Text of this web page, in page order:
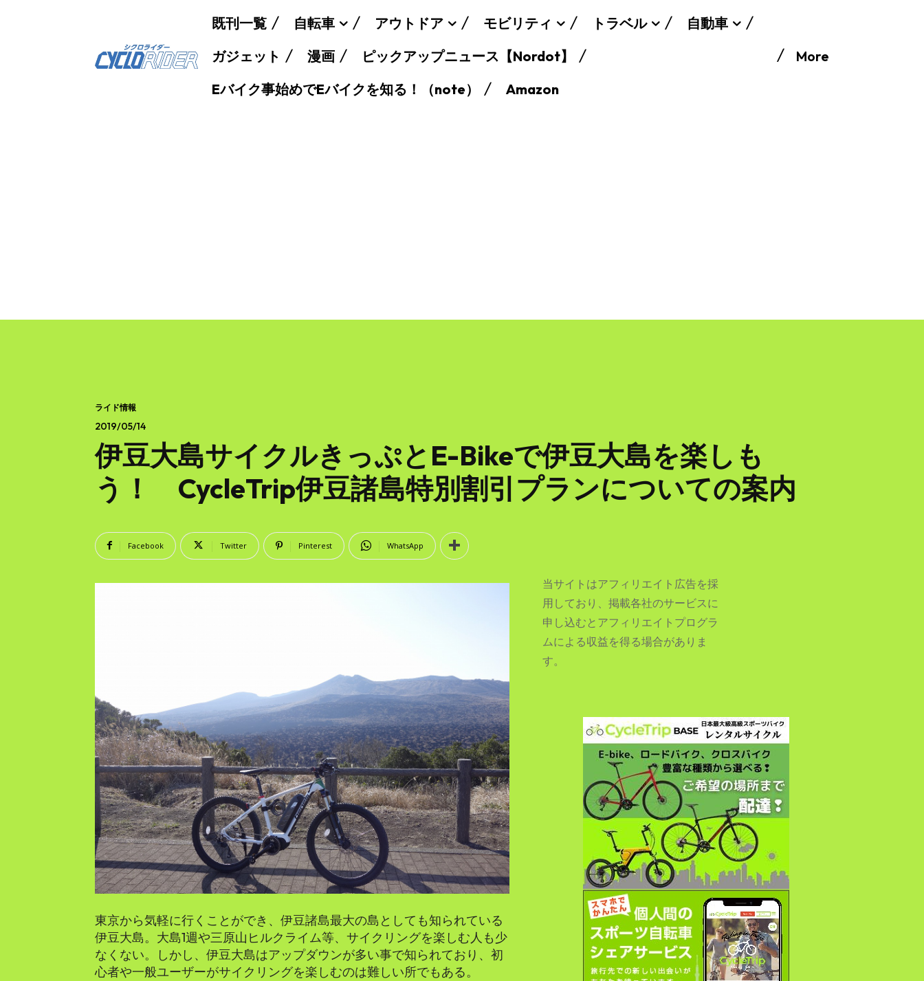
既刊一覧 自転車 アウトドア モビリティ トラベル
自動車
ガジェット
漫画
ピックアップニュース【Nordot】
Eバイク事始めでEバイクを知る！（note）
Amazon
More
ライド情報
2019/05/14
伊豆大島サイクルきっぷとE-Bikeで伊豆大島を楽しも
う！ CycleTrip伊豆諸島特別割引プランについての案内
Facebook Twitter Pinterest WhatsApp
東京から気軽に行くことができ、伊豆諸島最大の島としても知られている
伊豆大島。大島1週や三原山ヒルクライム等、サイクリングを楽しむ人も少
なくない。しかし、伊豆大島はアップダウンが多い事で知られており、初
心者や一般ユーザーがサイクリングを楽しむのは難しい所でもある。
当サイトはアフィリエイト広告を採
用しており、掲載各社のサービスに
申し込むとアフィリエイトプログラ
ムによる収益を得る場合がありま
す。